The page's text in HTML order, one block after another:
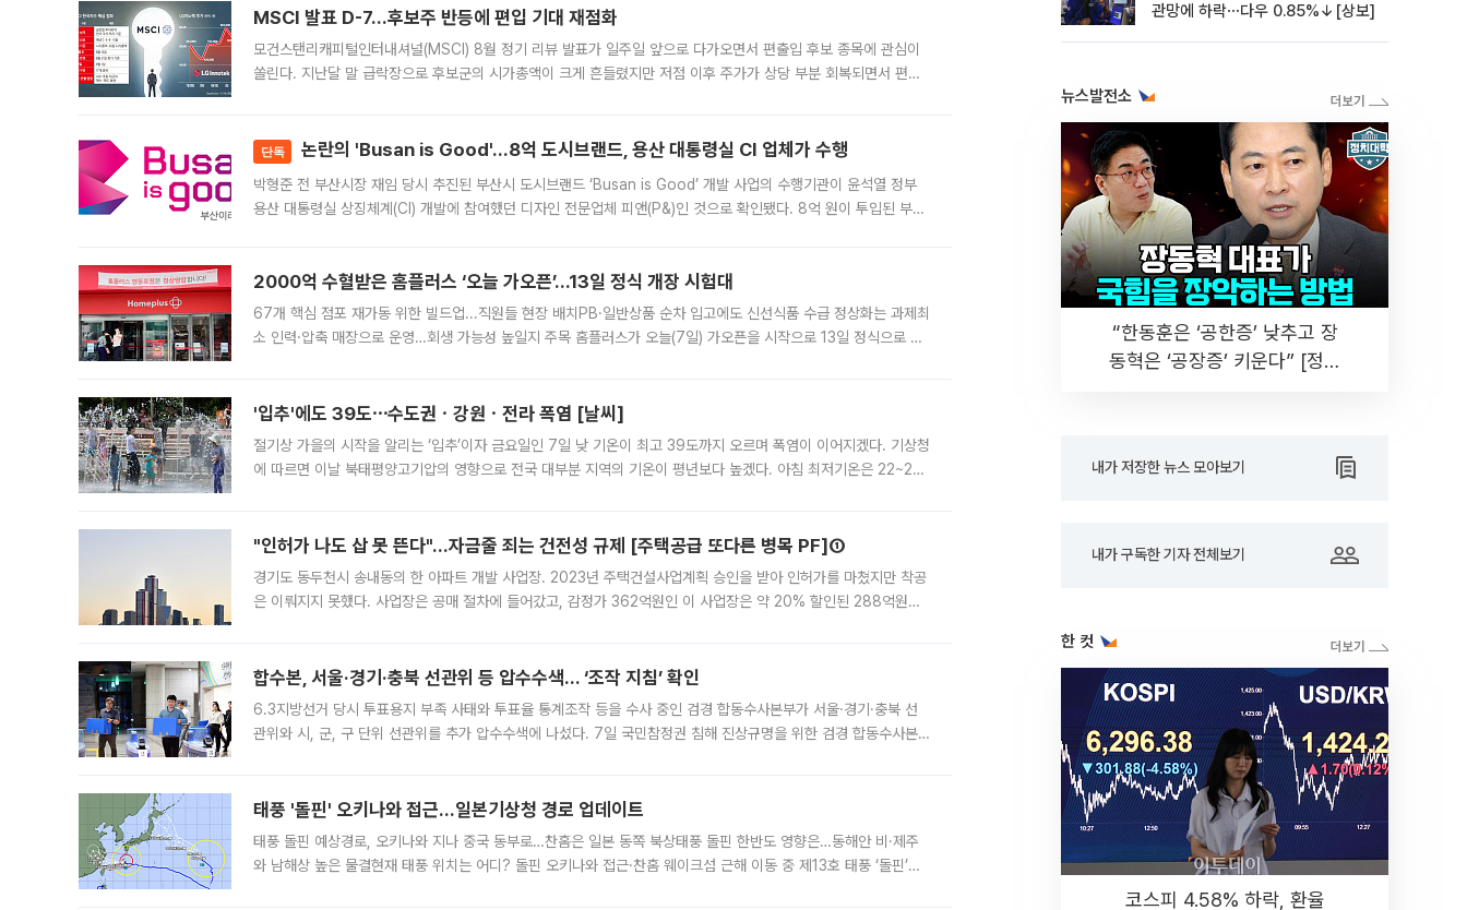
MSCI 발표 D-7…후보주 반등에 편입 기대 재점화
모건스탠리캐피털인터내셔널(MSCI) 8월 정기 리뷰 발표가 일주일 앞으로 다가오면서 편출입 후보 종목에 관심이
쏠린다. 지난달 말 급락장으로 후보군의 시가총액이 크게 흔들렸지만 저점 이후 주가가 상당 부분 회복되면서 편입
단독 논란의 'Busan is Good'…8억 도시브랜드, 용산 대통령실 CI 업체가 수행
박형준 전 부산시장 재임 당시 추진된 부산시 도시브랜드 ‘Busan is Good’ 개발 사업의 수행기관이 윤석열 정부
용산 대통령실 상징체계(CI) 개발에 참여했던 디자인 전문업체 피앤(P&)인 것으로 확인됐다. 8억 원이 투입된 부산
2000억 수혈받은 홈플러스 ‘오늘 가오픈’...13일 정식 개장 시험대
67개 핵심 점포 재가동 위한 빌드업...직원들 현장 배치PB·일반상품 순차 입고에도 신선식품 수급 정상화는 과제최
소 인력·압축 매장으로 운영…회생 가능성 높일지 주목 홈플러스가 오늘(7일) 가오픈을 시작으로 13일 정식으로 재
'입추'에도 39도⋯수도권ㆍ강원ㆍ전라 폭염 [날씨]
절기상 가을의 시작을 알리는 ‘입추’이자 금요일인 7일 낮 기온이 최고 39도까지 오르며 폭염이 이어지겠다. 기상청
에 따르면 이날 북태평양고기압의 영향으로 전국 대부분 지역의 기온이 평년보다 높겠다. 아침 최저기온은 22~27
"인허가 나도 삽 못 뜬다"…자금줄 죄는 건전성 규제 [주택공급 또다른 병목 PF]①
경기도 동두천시 송내동의 한 아파트 개발 사업장. 2023년 주택건설사업계획 승인을 받아 인허가를 마쳤지만 착공
은 이뤄지지 못했다. 사업장은 공매 절차에 들어갔고, 감정가 362억원인 이 사업장은 약 20% 할인된 288억원에
합수본, 서울·경기·충북 선관위 등 압수수색… ‘조작 지침’ 확인
6.3지방선거 당시 투표용지 부족 사태와 투표율 통계조작 등을 수사 중인 검경 합동수사본부가 서울·경기·충북 선
관위와 시, 군, 구 단위 선관위를 추가 압수수색에 나섰다. 7일 국민참정권 침해 진상규명을 위한 검경 합동수사본
태풍 '돌핀' 오키나와 접근…일본기상청 경로 업데이트
태풍 돌핀 예상경로, 오키나와 지나 중국 동부로…찬홈은 일본 동쪽 북상태풍 돌핀 한반도 영향은…동해안 비·제주
와 남해상 높은 물결현재 태풍 위치는 어디? 돌핀 오키나와 접근·찬홈 웨이크섬 근해 이동 중 제13호 태풍 ‘돌핀’이
관망에 하락⋯다우 0.85%↓[상보]
뉴스발전소
“한동훈은 ‘공한증’ 낮추고 장
동혁은 ‘공장증’ 키운다” [정치
내가 저장한 뉴스 모아보기
내가 구독한 기자 전체보기
한 컷
코스피 4.58% 하락, 환율